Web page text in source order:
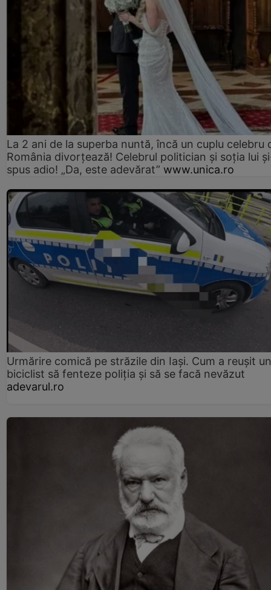
La 2 ani de la superba nuntă, încă un cuplu celebru
România divorțează! Celebrul politician și soția lui
spus adio! „Da, este adevărat” www.unica.ro
Urmărire comică pe străzile din Iași. Cum a reușit un
biciclist să fenteze poliția și să se facă nevăzut
adevarul.ro